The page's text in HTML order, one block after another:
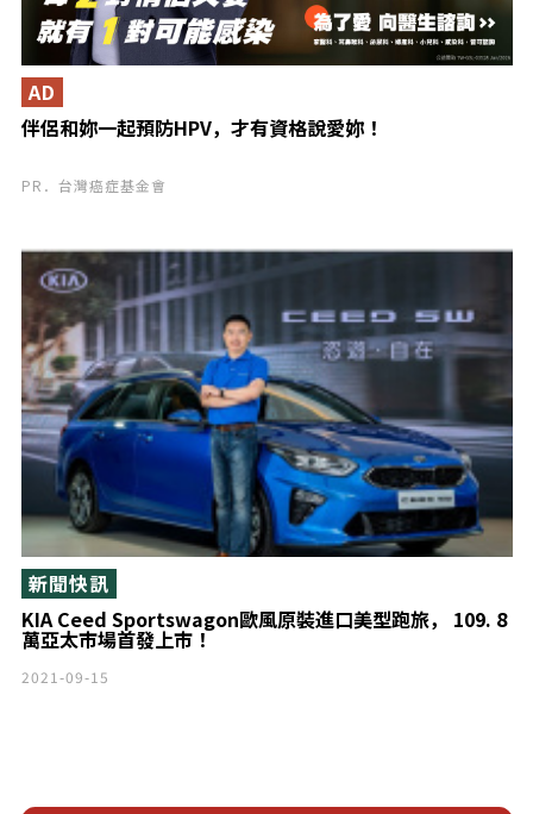
伴侶和妳一起預防HPV，才有資格說愛妳！
AD
PR．台灣癌症基金會
KIA Ceed Sportswagon歐風原裝進口美型跑旅， 109. 8
萬亞太市場首發上市！
新聞快訊
2021-09-15